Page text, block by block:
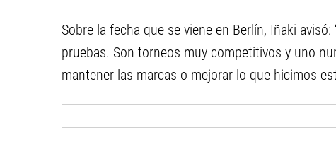
Sobre la fecha que se viene en Berlín, Iñaki
pruebas. Son torneos muy competitivos y uno
mantener las marcas o mejorar lo que hicimos